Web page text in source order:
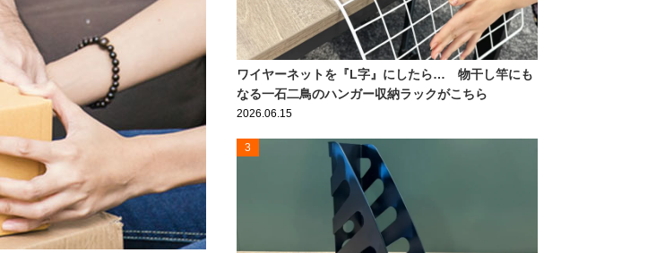
ワイヤーネットを『L字』にしたら… 物干し竿にも
なる一石二鳥のハンガー収納ラックがこちら
2026.06.15
3